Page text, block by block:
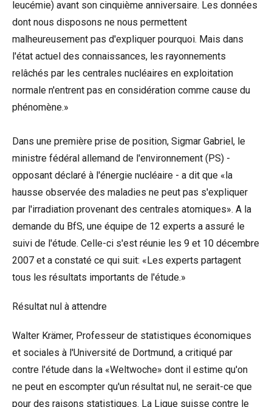
leucémie) avant son cinquième anniversaire. Les données
dont nous disposons ne nous permettent
malheureusement pas d'expliquer pourquoi. Mais dans
l'état actuel des connaissances, les rayonnements
relâchés par les centrales nucléaires en exploitation
normale n'entrent pas en considération comme cause du
phénomène.»
Dans une première prise de position, Sigmar Gabriel, le
ministre fédéral allemand de l'environnement (PS) -
opposant déclaré à l'énergie nucléaire - a dit que «la
hausse observée des maladies ne peut pas s'expliquer
par l'irradiation provenant des centrales atomiques». A la
demande du BfS, une équipe de 12 experts a assuré le
suivi de l'étude. Celle-ci s'est réunie les 9 et 10 décembre
2007 et a constaté ce qui suit: «Les experts partagent
tous les résultats importants de l'étude.»
Résultat nul à attendre
Walter Krämer, Professeur de statistiques économiques
et sociales à l'Université de Dortmund, a critiqué par
contre l'étude dans la «Weltwoche» dont il estime qu'on
ne peut en escompter qu'un résultat nul, ne serait-ce que
pour des raisons statistiques. La Ligue suisse contre le